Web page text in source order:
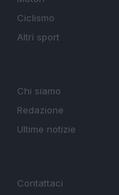
Ciclismo
Altri sport
Chi siamo
Redazione
Ultime notizie
Contattaci